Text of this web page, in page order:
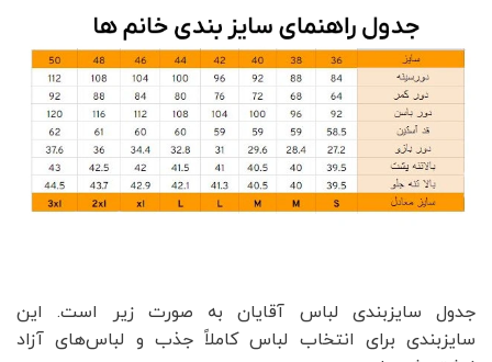
جدول سایزبندی لباس آقایان به صورت زیر است. این
سایزبندی برای انتخاب لباس کاملاً جذب و لباس‌های آزاد